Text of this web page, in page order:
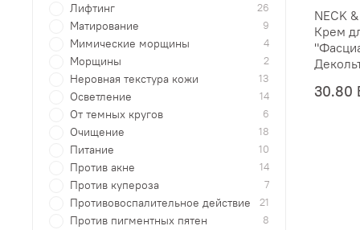
NECK
Крем
30.80
Лифтинг 26
Матирование 9
Мимические морщины 4
Морщины 2
Неровная текстура кожи 13
Осветление 14
От темных кругов 6
Очищение 18
Питание 10
Против акне 14
Против купероза 7
Противовоспалительное действие 21
Против пигментных пятен 8